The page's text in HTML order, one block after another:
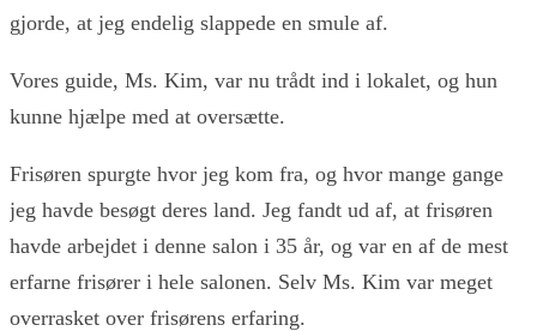
gjorde, at jeg endelig slappede en smule af.
Vores guide, Ms. Kim, var nu trådt ind i lokalet, og hun
kunne hjælpe med at oversætte.
Frisøren spurgte hvor jeg kom fra, og hvor mange gange
jeg havde besøgt deres land. Jeg fandt ud af, at frisøren
havde arbejdet i denne salon i 35 år, og var en af de mest
erfarne frisører i hele salonen. Selv Ms. Kim var meget
overrasket over frisørens erfaring.